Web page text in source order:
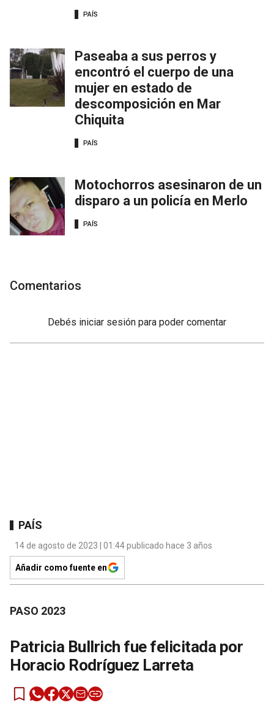
PAÍS
Paseaba a sus perros y
encontró el cuerpo de una
mujer en estado de
descomposición en Mar
Chiquita
PAÍS
Motochorros asesinaron de un
disparo a un policía en Merlo
PAÍS
Comentarios
Debés iniciar sesión para poder comentar
PAÍS
14 de agosto de 2023 | 01:44 publicado hace 3 años
Añadir como fuente en
PASO 2023
Patricia Bullrich fue felicitada por
Horacio Rodríguez Larreta